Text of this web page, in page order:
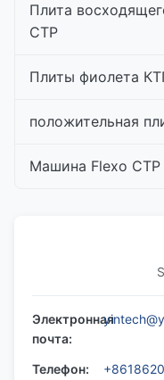
Плита
CTP
Плиты фиолета
положительная
Машина Flexo CTP
Электронная
почта:
Телефон: